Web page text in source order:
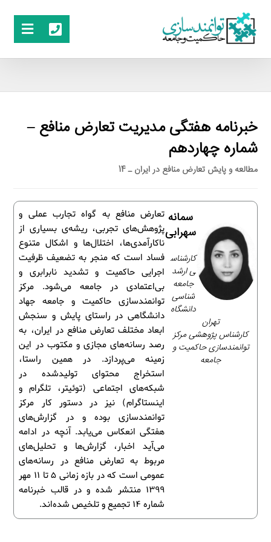
خبرنامه هفتگی مدیریت تعارض منافع –
شماره چهاردهم
مطالعه و پایش تعارض منافع در ایران ـ 14
تعارض منافع به گواه تجارب عملی و
پژوهش‌های تجربی، ریشه‌ی بسیاری از
ناکارآمدی‌ها، اختلال‌ها و اشکال متنوع
فساد است که منجر به تضعیف ظرفیت
اجرایی حاکمیت و تشدید نابرابری و
بی‌اعتمادی در جامعه می‌شود. مرکز
توانمندسازی حاکمیت و جامعه جهاد
دانشگاهی در راستای پایش و سنجش
ابعاد مختلف تعارض منافع در ایران، به
رصد رسانه‌های مجازی و مکتوب در این
زمینه می‌پردازد. در همین راستا،
استخراج محتوای تولیدشده در
شبکه‌های اجتماعی (توئیتر، تلگرام و
اینستاگرام) نیز در دستور کار مرکز
توانمندسازی بوده و در گزارش‌های
هفتگی انعکاس می‌یابد. آنچه در ادامه
می‌آید اخبار، گزارش‌ها و تحلیل‌های
مربوط به تعارض منافع در رسانه‌های
عمومی است که در بازه زمانی 5 تا 11 مهر
1399 منتشر شده و در قالب خبرنامه
شماره 14 تجمیع و تلخیص شده‌اند.
سمانه
سهرابی
کارشناس
ی ارشد
جامعه‌
شناسی
دانشگاه
تهران
کارشناس پژوهشی مرکز
توانمندسازی حاکمیت و
جامعه